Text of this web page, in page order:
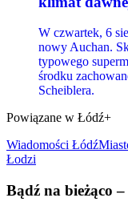
W czwartek, 6
nowy Auchan.
typowego
środku
Scheiblera.
Powiązane w Łódź+
Wiadomości Łódź
Łodzi
Bądź na bieżąco –